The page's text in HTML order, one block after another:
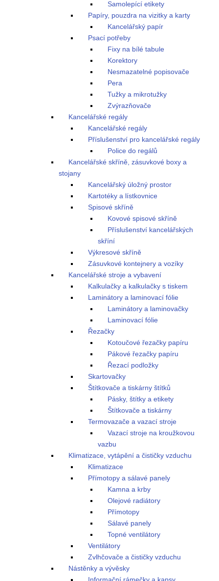
Samolepící etikety
Papíry, pouzdra na vizitky a karty
Kancelářský papír
Psací potřeby
Fixy na bílé tabule
Korektory
Nesmazatelné popisovače
Pera
Tužky a mikrotužky
Zvýrazňovače
Kancelářské regály
Kancelářské regály
Příslušenství pro kancelářské regály
Police do regálů
Kancelářské skříně, zásuvkové boxy a
stojany
Kancelářský úložný prostor
Kartotéky a lístkovnice
Spisové skříně
Kovové spisové skříně
Příslušenství kancelářských
skříní
Výkresové skříně
Zásuvkové kontejnery a vozíky
Kancelářské stroje a vybavení
Kalkulačky a kalkulačky s tiskem
Laminátory a laminovací fólie
Laminátory a laminovačky
Laminovací fólie
Řezačky
Kotoučové řezačky papíru
Pákové řezačky papíru
Řezací podložky
Skartovačky
Štítkovače a tiskárny štítků
Pásky, štítky a etikety
Štítkovače a tiskárny
Termovazače a vazací stroje
Vazací stroje na kroužkovou
vazbu
Klimatizace, vytápění a čističky vzduchu
Klimatizace
Přímotopy a sálavé panely
Kamna a krby
Olejové radiátory
Přímotopy
Sálavé panely
Topné ventilátory
Ventilátory
Zvlhčovače a čističky vzduchu
Nástěnky a vývěsky